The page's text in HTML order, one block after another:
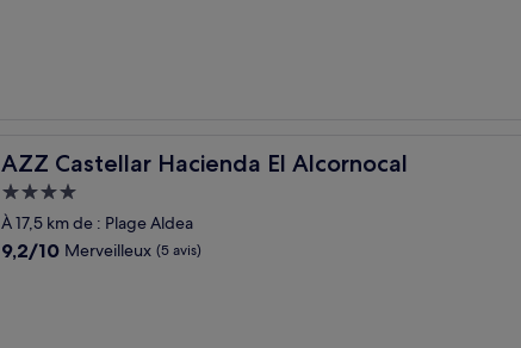
AZZ Castellar Hacienda El Alcornocal
AZZ Castellar Hacienda El Alcornocal
Hébergement
4.0 étoiles
À 17,5 km de : Plage Aldea
9.2
9,2/10 Merveilleux (5 avis)